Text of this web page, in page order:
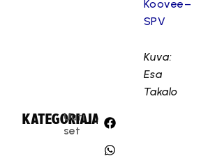
Koovee–
SPV
Kuva:
Esa
Takalo
KATEGORIA:
Uuti
set
JAA: